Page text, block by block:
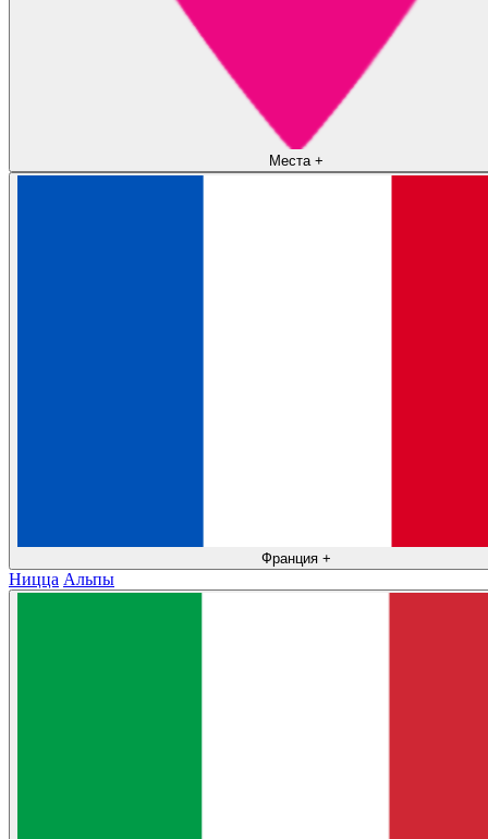
Места +
Франция +
Ницца Альпы